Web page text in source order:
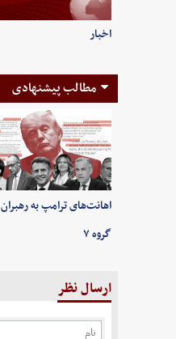
اخبار
مطالب پیشنهادی
اهانت‌های ترامپ به رهبران
گروه ۷
ارسال نظر